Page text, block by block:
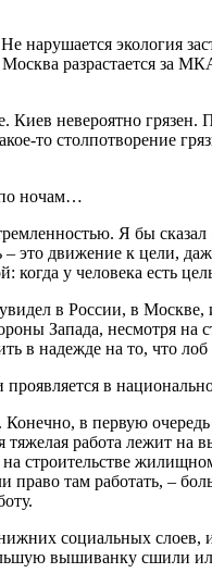
нарушается экология
разрастается за
Киев невероятно грязен.
то столпотворение
ночам…
Я бы
это движение к цели,
когда у человека есть
в России, в
Запада, несмотря на
в надежде на то, что
в
в первую
работа лежит на
строительстве
там работать, –
социальных слоев,
вышиванку сшили